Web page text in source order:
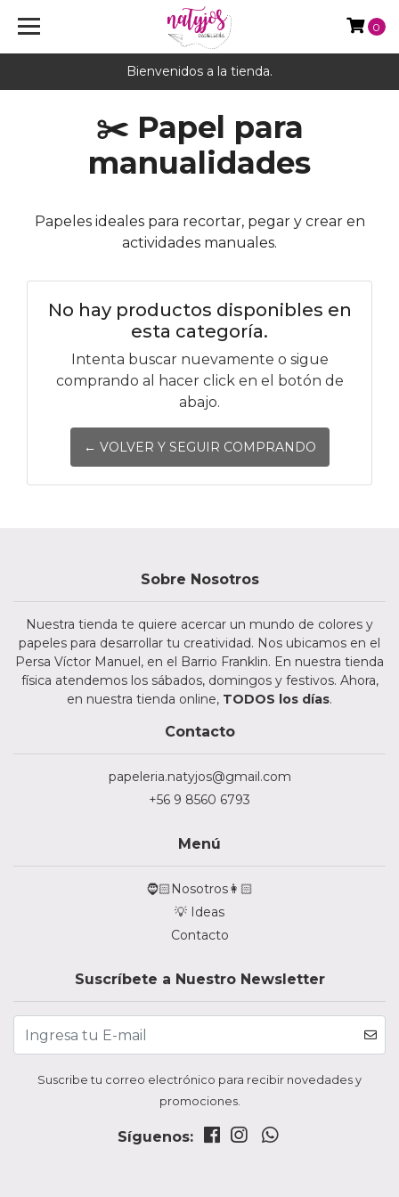
Bienvenidos a la tienda.
0
✂️ Papel para
manualidades
Papeles ideales para recortar, pegar y crear en
actividades manuales.
No hay productos disponibles en
esta categoría.
Intenta buscar nuevamente o sigue
comprando al hacer click en el botón de
abajo.
← VOLVER Y SEGUIR COMPRANDO
Sobre Nosotros
Nuestra tienda te quiere acercar un mundo de colores y
papeles para desarrollar tu creatividad. Nos ubicamos en el
Persa Víctor Manuel, en el Barrio Franklin. En nuestra tienda
física atendemos los sábados, domingos y festivos. Ahora,
en nuestra tienda online, TODOS los días.
Contacto
papeleria.natyjos@gmail.com
+56 9 8560 6793
Menú
🧔🏻Nosotros👩🏻
💡 Ideas
Contacto
Suscríbete a Nuestro Newsletter
Suscribe tu correo electrónico para recibir novedades y
promociones.
Síguenos: